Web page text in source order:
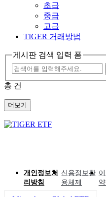
초급
중급
고급
TIGER 거래방법
게시판 검색 입력 폼
총 건
더보기
개인정보처
리방침
신용정보활
용체제